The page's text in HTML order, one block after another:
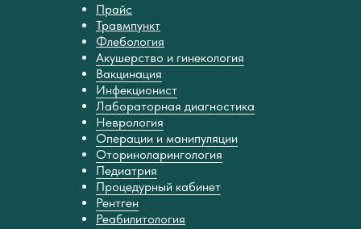
Прайс
Травмпункт
Флебология
Акушерство и гинекология
Вакцинация
Инфекционист
Лабораторная диагностика
Неврология
Операции и манипуляции
Оториноларингология
Педиатрия
Процедурный кабинет
Рентген
Реабилитология